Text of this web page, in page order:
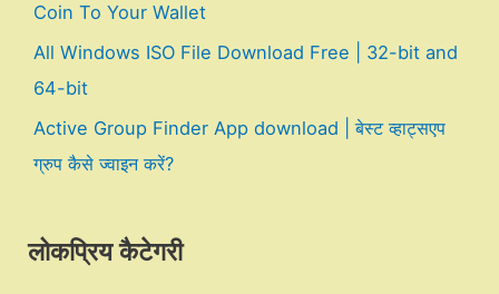
Coin To Your Wallet
All Windows ISO File Download Free | 32-bit and
64-bit
Active Group Finder App download | बेस्ट व्हाट्सएप
ग्रुप कैसे ज्वाइन करें?
लोकप्रिय कैटेगरी